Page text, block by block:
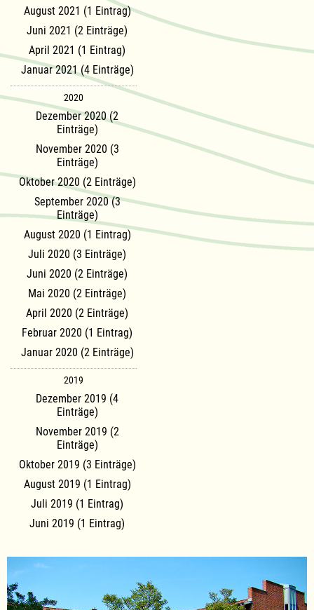
August 2021 (1 Eintrag)
Juni 2021 (2 Einträge)
April 2021 (1 Eintrag)
Januar 2021 (4 Einträge)
2020
Dezember 2020 (2
Einträge)
November 2020 (3
Einträge)
Oktober 2020 (2 Einträge)
September 2020 (3
Einträge)
August 2020 (1 Eintrag)
Juli 2020 (3 Einträge)
Juni 2020 (2 Einträge)
Mai 2020 (2 Einträge)
April 2020 (2 Einträge)
Februar 2020 (1 Eintrag)
Januar 2020 (2 Einträge)
2019
Dezember 2019 (4
Einträge)
November 2019 (2
Einträge)
Oktober 2019 (3 Einträge)
August 2019 (1 Eintrag)
Juli 2019 (1 Eintrag)
Juni 2019 (1 Eintrag)